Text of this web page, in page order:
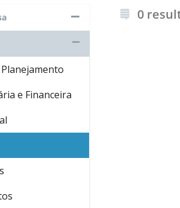
e Financeira
0